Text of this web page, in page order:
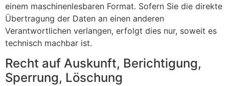
einem maschinenlesbaren Format. Sofern Sie die direkte
Übertragung der Daten an einen anderen
Verantwortlichen verlangen, erfolgt dies nur, soweit es
technisch machbar ist.
Recht auf Auskunft, Berichtigung,
Sperrung, Löschung